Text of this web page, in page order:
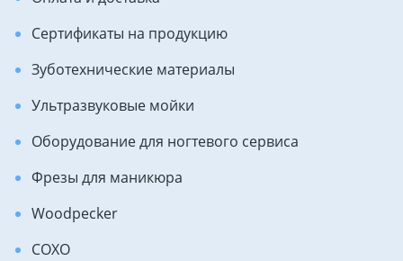
Сертификаты на продукцию
Зуботехнические материалы
Ультразвуковые мойки
Оборудование для ногтевого сервиса
Фрезы для маникюра
Woodpecker
COXO